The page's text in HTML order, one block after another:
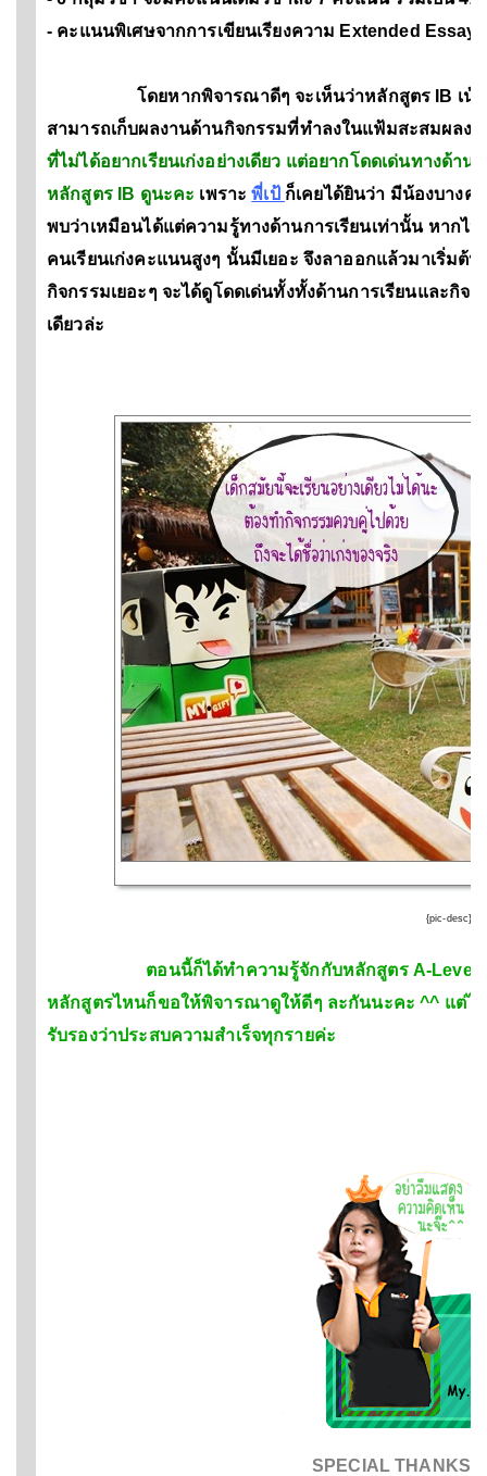
- คะแนนพิเศษจากการเขียนเรียงความ Extended Essay
โดยหากพิจารณาดีๆ จะเห็นว่าหลักสูตร IB เน้นที่ก
สามารถเก็บผลงานด้านกิจกรรมที่ทำลงในแฟ้มสะสมผลง
ที่ไม่ได้อยากเรียนเก่งอย่างเดียว แต่อยากโดดเด่นทางด้า
หลักสูตร IB ดูนะคะ เพราะพี่เป้ ก็เคยได้ยินว่า มีน้องบางค
พบว่าเหมือนได้แต่ความรู้ทางด้านการเรียนเท่านั้น หากไ
คนเรียนเก่งคะแนนสูงๆ นั้นมีเยอะ จึงลาออกแล้วมาเริ่มต้
กิจกรรมเยอะๆ จะได้ดูโดดเด่นทั้งทั้งด้านการเรียนและกิจ
เดียวล่ะ
{pic-desc}
ตอนนี้ก็ได้ทำความรู้จักกับหลักสูตร A-Level และ
หลักสูตรไหนก็ขอให้พิจารณาดูให้ดีๆ ละกันนะคะ ^^ แต่ไม่
รับรองว่าประสบความสำเร็จทุกรายค่ะ
SPECIAL THANKS :